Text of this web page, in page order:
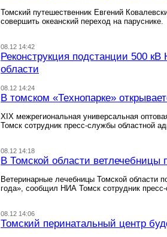
Томский путешественник Евгений
совершить океанский переход на паруснике.
08.12 14:42
Реконструкция подстанции 500
области
08.12 14:24
В томском «Технопарке»
XIX межрегиональная универсальная
Томск сотрудник пресс-службы областной
08.12 14:18
В Томской области
Ветеринарные лечебницы Томской области
года», сообщил НИА Томск сотрудник
08.12 14:06
Томский перинатальный центр